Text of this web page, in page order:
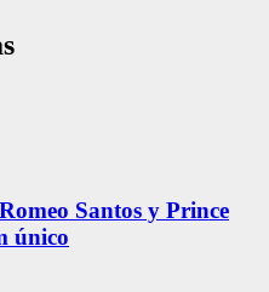
Santos y Prince
único